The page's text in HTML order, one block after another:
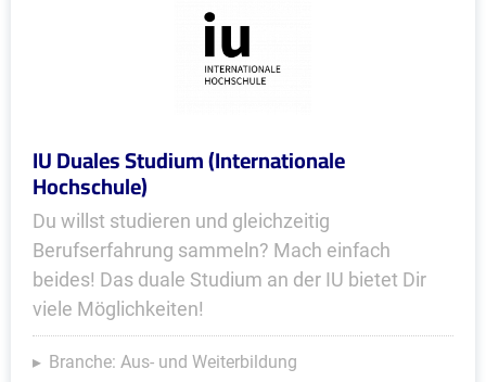
IU Duales Studium (Internationale
Hochschule)
Du willst studieren und gleichzeitig
Berufserfahrung sammeln? Mach einfach
beides! Das duale Studium an der IU bietet Dir
viele Möglichkeiten!
Branche: Aus- und Weiterbildung